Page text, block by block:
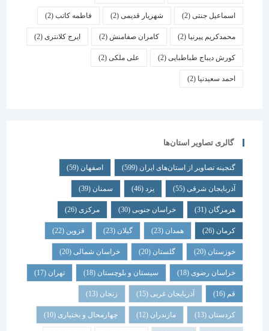
اسماعیل جنتی(2) شهریار قدیمی(2) فاطمه کاتب(2)
محمدکریم پیرنیا (2) کامران صفامنش(2) ایرج کلانتری (2)
کورش دیباج طباطبایی(2) علی ملکی(2)
احمد سعیدنیا (2)
گالری تصاویر استان‌ها
گنجینه تصاویر از استان‌های ایران(599) اصفهان (59)
آذربایجان شرقی(55) یزد سمنان (39)
هرمزگان(31) خراسان جنوبی(30) مرکزی (26)
همدان گیلان قزوین
خوزستان(20) گلستان (20) خراسان شمالی(20)
خراسان رضوی(18) سیستان و بلوچستان(18) تهران
آذربایجان غربی(15) زنجان
کردستان(13) مازندران(12) چهارمحال و بختیاری (10)